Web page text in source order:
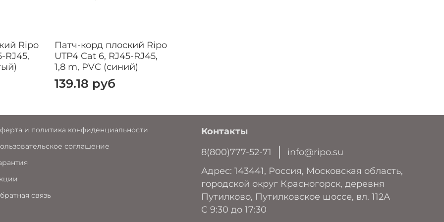
Монтаж от 0 до +50 °C
Эксплуатация от -20 до +50 ºС
Длина, м 1,5
Ripo
RJ45,
Патч-корд плоский Ripo
UTP4 Cat 6, RJ45-RJ45,
1,8 m, PVC (синий)
139.18 руб
и политика конфиденциальности
соглашение
связь
Контакты
8(800)777-52-71
info@ripo.su
Адрес: 143441, Россия, Московская область,
городской округ Красногорск, деревня
Путилково, Путилковское шоссе, вл. 112А
C 9:30 до 17:30